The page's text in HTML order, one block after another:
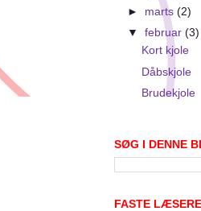
► marts(2)
▼februar(3)
Kort kjole
Dåbskjole
Brudekjole
SØG I DENNE
FASTE LÆSERE